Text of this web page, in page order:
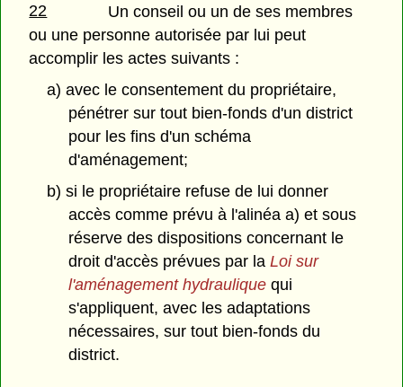
22
Un conseil ou un de ses membres
ou une personne autorisée par lui peut
accomplir les actes suivants :
a) avec le consentement du propriétaire,
pénétrer sur tout bien-fonds d'un district
pour les fins d'un schéma
d'aménagement;
b) si le propriétaire refuse de lui donner
accès comme prévu à l'alinéa a) et sous
réserve des dispositions concernant le
droit d'accès prévues par laLoi sur
l'aménagement hydraulique qui
s'appliquent, avec les adaptations
nécessaires, sur tout bien-fonds du
district.